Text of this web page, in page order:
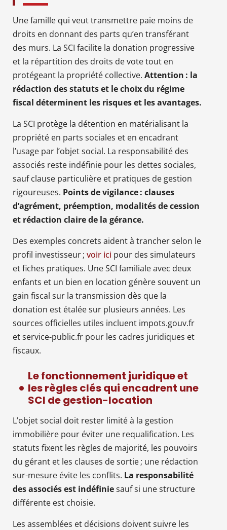
Une famille qui veut transmettre paie moins de
droits en donnant des parts qu’en transférant
des murs. La SCI facilite la donation progressive
et la répartition des droits de vote tout en
protégeant la propriété collective. Attention : la
rédaction des statuts et le choix du régime
fiscal déterminent les risques et les avantages.
La SCI protège la détention en matérialisant la
propriété en parts sociales et en encadrant
l’usage par l’objet social. La responsabilité des
associés reste indéfinie pour les dettes sociales,
sauf clause particulière et pratiques de gestion
rigoureuses. Points de vigilance : clauses
d’agrément, préemption, modalités de cession
et rédaction claire de la gérance.
Des exemples concrets aident à trancher selon le
profil investisseur ; voir ici pour des simulateurs
et fiches pratiques. Une SCI familiale avec deux
enfants et un bien en location génère souvent un
gain fiscal sur la transmission dès que la
donation est étalée sur plusieurs années. Les
sources officielles utiles incluent impots.gouv.fr
et service-public.fr pour les cadres juridiques et
fiscaux.
Le fonctionnement juridique et
les règles clés qui encadrent une
SCI de gestion-location
L’objet social doit rester limité à la gestion
immobilière pour éviter une requalification. Les
statuts fixent les règles de majorité, les pouvoirs
du gérant et les clauses de sortie ; une rédaction
sur-mesure évite les conflits. La responsabilité
des associés est indéfiniesauf si une structure
différente est choisie.
Les assemblées et décisions doivent suivre les